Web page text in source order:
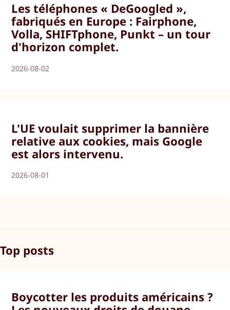
Les téléphones « DeGoogled »,
fabriqués en Europe : Fairphone,
Volla, SHIFTphone, Punkt – un tour
d'horizon complet.
2026-08-02
L'UE voulait supprimer la bannière
relative aux cookies, mais Google
est alors intervenu.
2026-08-01
Top posts
Boycotter les produits américains ?